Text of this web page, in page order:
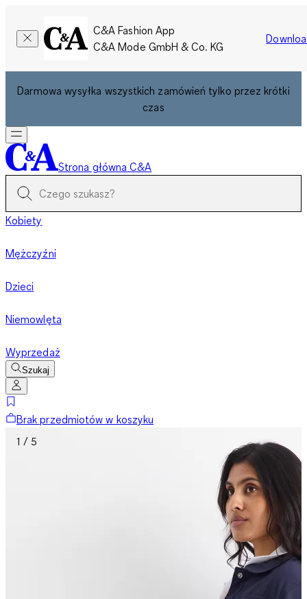
C&A Fashion App
C&A Mode GmbH & Co. KG
Darmowa wysyłka wszystkich zamówień tylko przez krótki
czas
Strona główna C&A
Kobiety
Mężczyźni
Dzieci
Niemowlęta
Wyprzedaż
Szukaj
Brak przedmiotów w koszyku
1 / 5